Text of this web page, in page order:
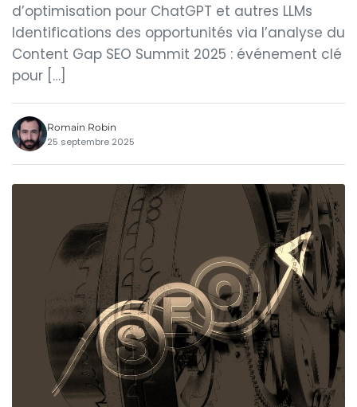
d’optimisation pour ChatGPT et autres LLMs
Identifications des opportunités via l’analyse du
Content Gap SEO Summit 2025 : événement clé
pour […]
Romain Robin
25 septembre 2025